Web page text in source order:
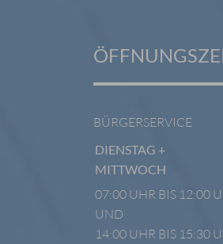
BÜRGERSERVICE
DIENSTAG +
MITTWOCH
07:00 UHR BIS 12:00
UND
14:00 UHR BIS 15:30